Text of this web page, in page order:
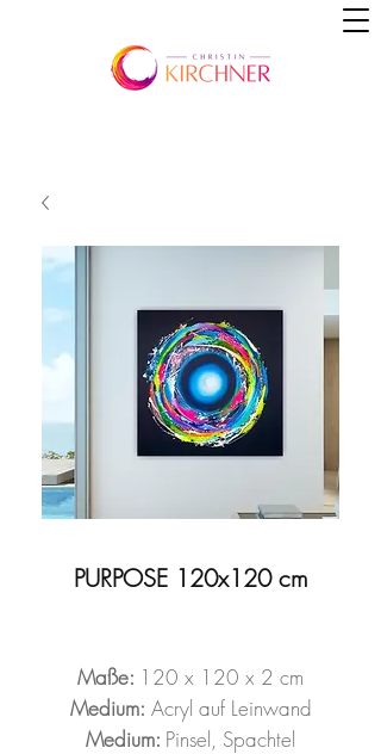
PURPOSE 120x120 cm
Maße: 120 x 120 x 2 cm
Medium: Acryl auf Leinwand
Medium: Pinsel, Spachtel